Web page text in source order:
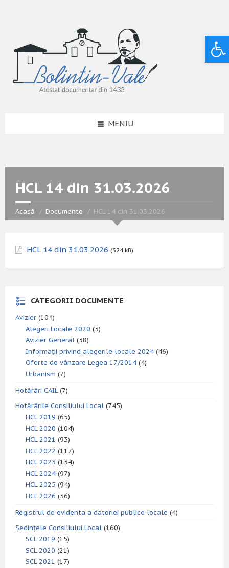
MENIU
HCL 14 din 31.03.2026
Acasă Documente HCL 14 din 31.03.2026
HCL 14 din 31.03.2026 (324 kB)
CATEGORII DOCUMENTE
Avizier (104)
Alegeri Locale 2020 (3)
Avizier General (38)
Informații privind alegerile locale 2024 (46)
Oferte de vânzare Legea 17/2014 (4)
Urbanism (7)
Hotărâri CAIL(7)
Hotărârile Consiliului Local (745)
HCL 2019 (65)
HCL 2020 (104)
HCL 2021 (93)
HCL 2022 (117)
HCL 2023 (134)
HCL 2024 (97)
HCL 2025 (94)
HCL 2026 (36)
Registrul de evidenta a datoriei publice locale (4)
Ședințele Consiliului Local (160)
SCL 2019 (15)
SCL 2020 (21)
SCL 2021 (17)
Deschide bara de unelte